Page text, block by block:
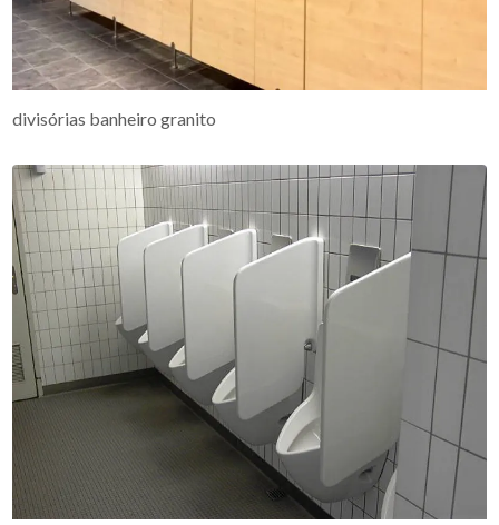
divisórias banheiro granito